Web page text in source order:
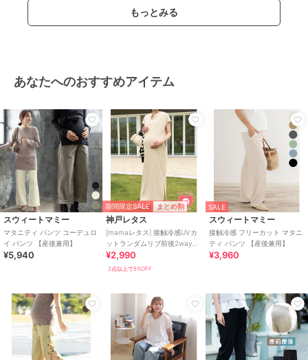
もっとみる
あなたへのおすすめアイテム
スウィートマミー
マタニティ パンツ コーデュロ
イ パンツ 【産後兼用】
¥5,940
期間限定SALE まとめ割
神戸レタス
[mamaレタス] 接触冷感UVカ
ットランダムリブ前後2wayフ
ロントジップマタニティワン
ピース
¥2,990
2点以上で5%OFF
SALE
スウィートマミー
接触冷感 フリーカット マタニ
ティ パンツ 【産後兼用】
¥3,960